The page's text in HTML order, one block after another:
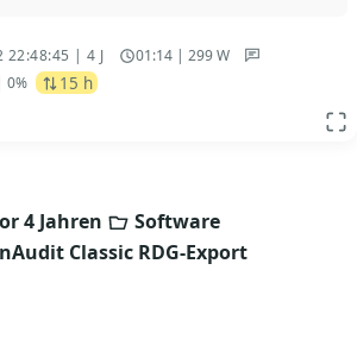
22:48:45 | 4 J
01:14 | 299 W
15 h
4 Jahren
Software
Classic RDG-Export